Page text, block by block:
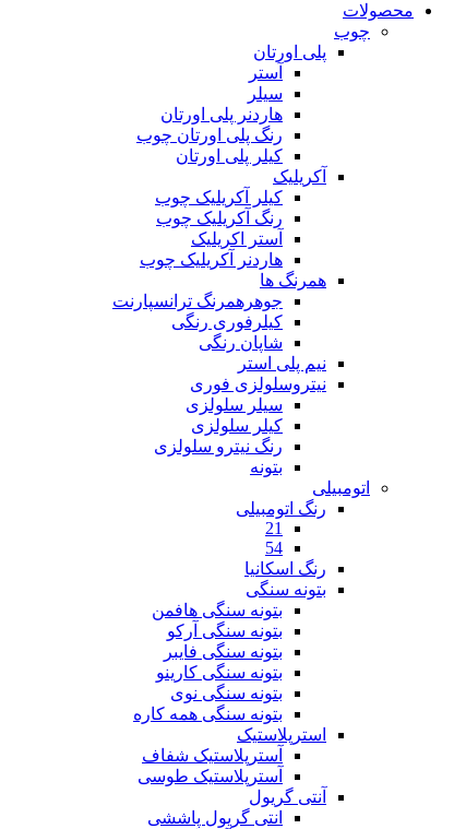
محصولات
چوب
پلی اورتان
آستر
سیلر
هاردنر پلی اورتان
رنگ پلی اورتان چوب
کیلر پلی اورتان
آکریلیک
کیلر آکریلیک چوب
رنگ آکریلیک چوب
آستر اکریلیک
هاردنر آکریلیک چوب
همرنگ ها
جوهرهمرنگ ترانسپارنت
کیلرفوری رنگی
شاپان رنگی
نیم پلی استر
نیتروسلولزی فوری
سیلر سلولزی
کیلر سلولزی
رنگ نیترو سلولزی
بتونه
اتومبیلی
رنگ اتومبیلی
21
54
رنگ اسکانیا
بتونه سنگی
بتونه سنگی هافمن
بتونه سنگی آرکو
بتونه سنگی فایبر
بتونه سنگی کارینو
بتونه سنگی نوی
بتونه سنگی همه کاره
استرپلاستیک
آسترپلاستیک شفاف
آسترپلاستیک طوسی
آنتی گریول
انتی گریول پاششی